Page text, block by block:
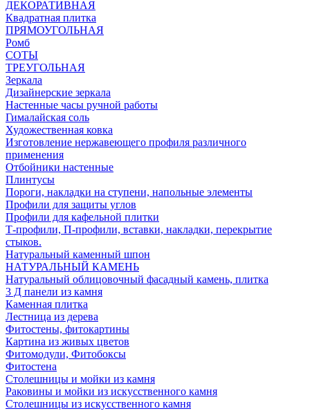
ДЕКОРАТИВНАЯ
Квадратная плитка
ПРЯМОУГОЛЬНАЯ
Ромб
СОТЫ
ТРЕУГОЛЬНАЯ
Зеркала
Дизайнерские зеркала
Настенные часы ручной работы
Гималайская соль
Художественная ковка
Изготовление нержавеющего профиля различного
применения
Отбойники настенные
Плинтусы
Пороги, накладки на ступени, напольные элементы
Профили для защиты углов
Профили для кафельной плитки
Т-профили, П-профили, вставки, накладки, перекрытие
стыков.
Натуральный каменный шпон
НАТУРАЛЬНЫЙ КАМЕНЬ
Натуральный облицовочный фасадный камень, плитка
3 Д панели из камня
Каменная плитка
Лестница из дерева
Фитостены, фитокартины
Картина из живых цветов
Фитомодули, Фитобоксы
Фитостена
Столешницы и мойки из камня
Раковины и мойки из искусственного камня
Столешницы из искусственного камня